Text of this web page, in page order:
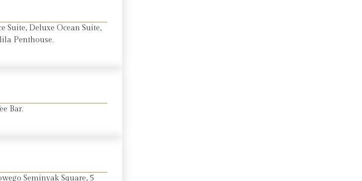
Suite, Deluxe Ocean Suite,
Penthouse.
Bar.
Seminyak Square, 5